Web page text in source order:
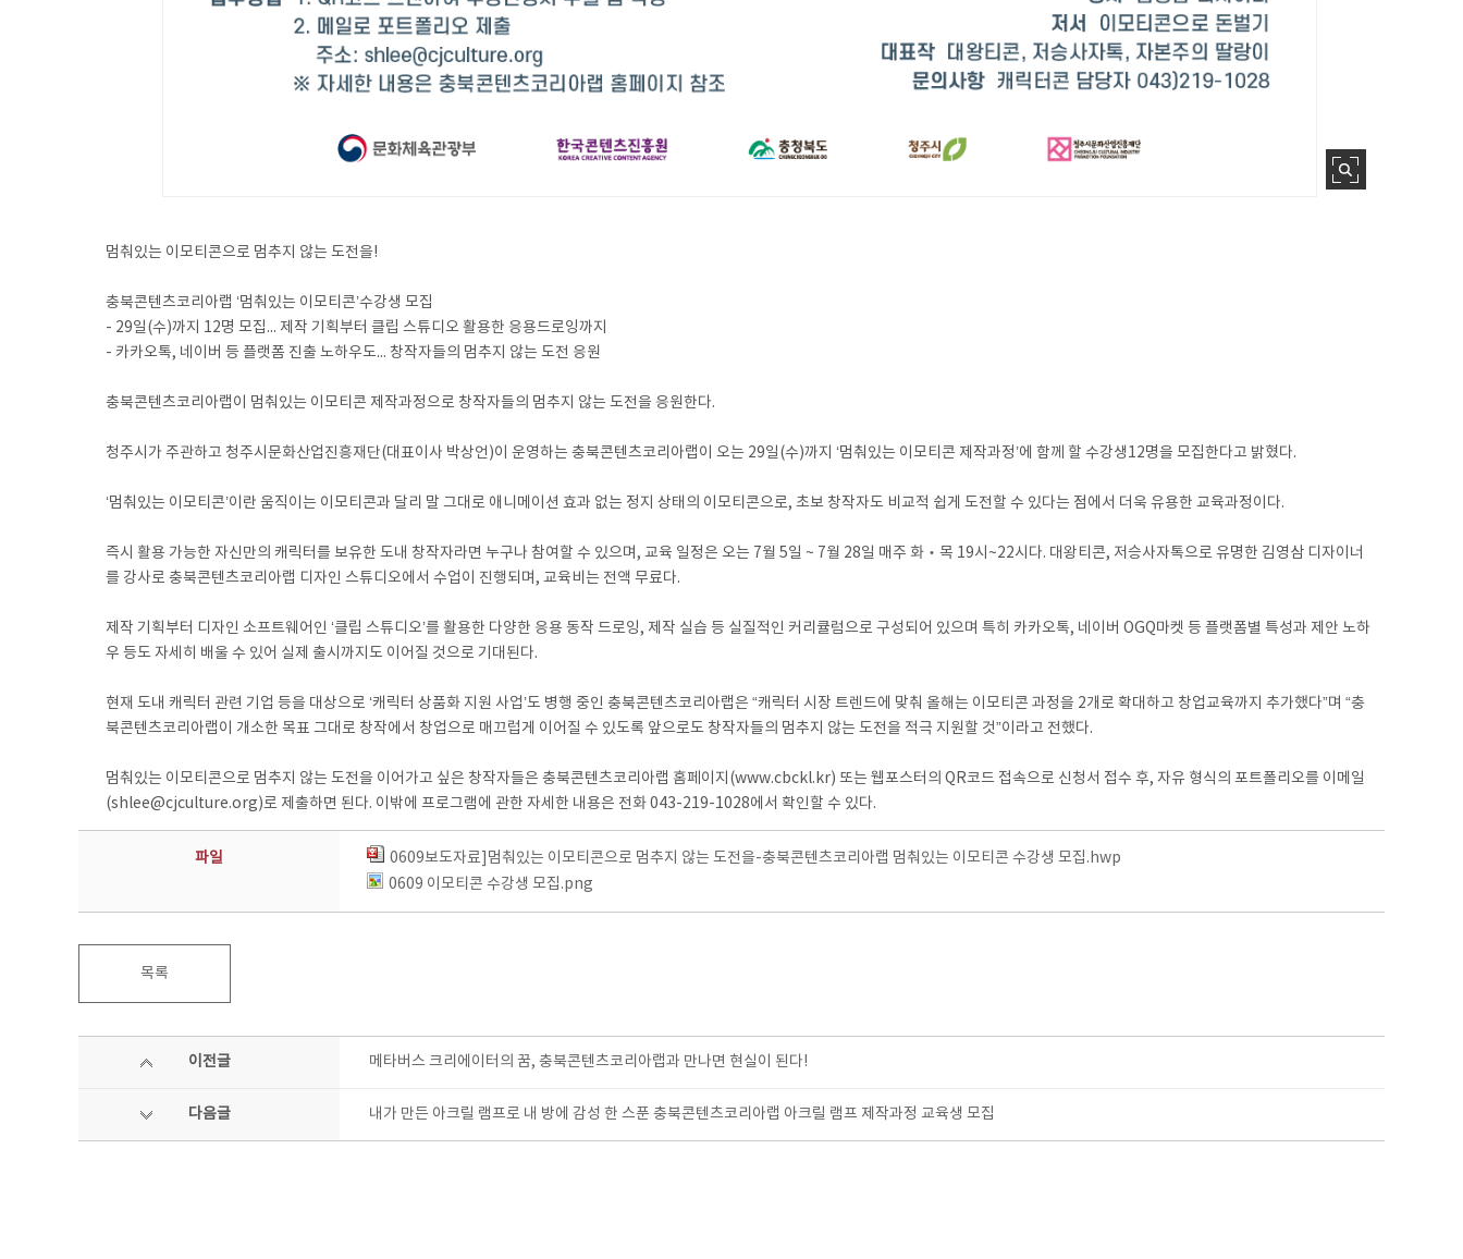
멈춰있는 이모티콘으로 멈추지 않는 도전을!
충북콘텐츠코리아랩 ‘멈춰있는 이모티콘’수강생 모집
- 29일(수)까지 12명 모집... 제작 기획부터 클립 스튜디오 활용한 응용드로잉까지
- 카카오톡, 네이버 등 플랫폼 진출 노하우도... 창작자들의 멈추지 않는 도전 응원
충북콘텐츠코리아랩이 멈춰있는 이모티콘 제작과정으로 창작자들의 멈추지 않는 도전을 응원한다.
청주시가 주관하고 청주시문화산업진흥재단(대표이사 박상언)이 운영하는 충북콘텐츠코리아랩이 오는 29일(수)까지 ‘멈춰있는 이모티콘 제작과정’에 함께 할 수강생12명을 모집한다고 밝혔다.
‘멈춰있는 이모티콘’이란 움직이는 이모티콘과 달리 말 그대로 애니메이션 효과 없는 정지 상태의 이모티콘으로, 초보 창작자도 비교적 쉽게 도전할 수 있다는 점에서 더욱 유용한 교육과정이다.
즉시 활용 가능한 자신만의 캐릭터를 보유한 도내 창작자라면 누구나 참여할 수 있으며, 교육 일정은 오는 7월 5일 ~ 7월 28일 매주 화‧목 19시~22시다. 대왕티콘, 저승사자톡으로 유명한 김영삼 디자이너
를 강사로 충북콘텐츠코리아랩 디자인 스튜디오에서 수업이 진행되며, 교육비는 전액 무료다.
제작 기획부터 디자인 소프트웨어인 ‘클립 스튜디오’를 활용한 다양한 응용 동작 드로잉, 제작 실습 등 실질적인 커리큘럼으로 구성되어 있으며 특히 카카오톡, 네이버 OGQ마켓 등 플랫폼별 특성과 제안 노하
우 등도 자세히 배울 수 있어 실제 출시까지도 이어질 것으로 기대된다.
현재 도내 캐릭터 관련 기업 등을 대상으로 ‘캐릭터 상품화 지원 사업’도 병행 중인 충북콘텐츠코리아랩은 “캐릭터 시장 트렌드에 맞춰 올해는 이모티콘 과정을 2개로 확대하고 창업교육까지 추가했다”며 “충
북콘텐츠코리아랩이 개소한 목표 그대로 창작에서 창업으로 매끄럽게 이어질 수 있도록 앞으로도 창작자들의 멈추지 않는 도전을 적극 지원할 것”이라고 전했다.
멈춰있는 이모티콘으로 멈추지 않는 도전을 이어가고 싶은 창작자들은 충북콘텐츠코리아랩 홈페이지(www.cbckl.kr) 또는 웹포스터의 QR코드 접속으로 신청서 접수 후, 자유 형식의 포트폴리오를 이메일
(shlee@cjculture.org)로 제출하면 된다. 이밖에 프로그램에 관한 자세한 내용은 전화 043-219-1028에서 확인할 수 있다.
파일
0609보도자료]멈춰있는 이모티콘으로 멈추지 않는 도전을-충북콘텐츠코리아랩 멈춰있는 이모티콘 수강생 모집.hwp
0609 이모티콘 수강생 모집.png
목록
이전글 메타버스 크리에이터의 꿈, 충북콘텐츠코리아랩과 만나면 현실이 된다!
다음글 내가 만든 아크릴 램프로 내 방에 감성 한 스푼 충북콘텐츠코리아랩 아크릴 램프 제작과정 교육생 모집